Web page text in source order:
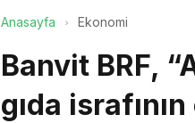
Anasayfa Ekonomi
Banvit BRF,
gıda